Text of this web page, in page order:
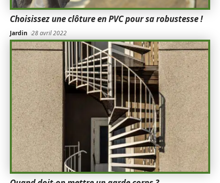
Choisissez une clôture en PVC pour sa robustesse !
Jardin 28 avril 2022